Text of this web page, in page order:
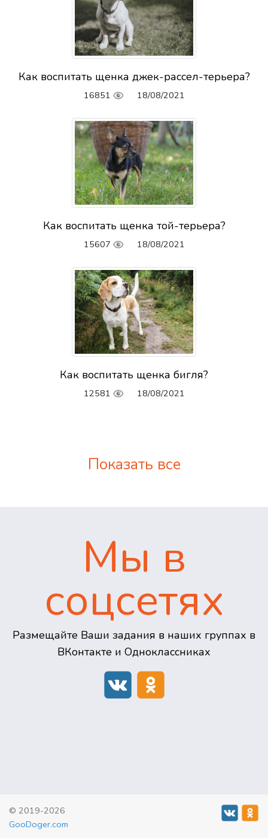
Как воспитать щенка джек-рассел-терьера?
16851 18/08/2021
Как воспитать щенка той-терьера?
15607 18/08/2021
Как воспитать щенка бигля?
12581 18/08/2021
Показать все
Мы в
соцсетях
Размещайте Ваши задания в наших группах в
ВКонтакте и Одноклассниках
© 2019-2026
GooDoger.com